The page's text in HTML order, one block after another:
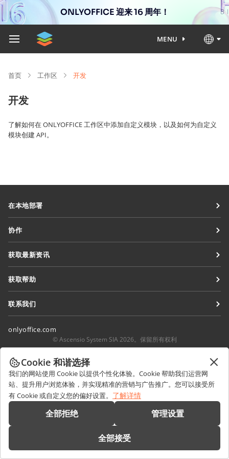
ONLYOFFICE 迎来 16 周年！
MENU
首页 工作区 开发
开发
了解如何在 ONLYOFFICE 工作区中添加自定义模块，以及如何为自定义
模块创建 API。
在本地部署
工作区
连接器
桌面应用程序
移动应用程序
协作
针对博主
职位空缺
获取最新资讯
获取帮助
网络研讨会
白皮书
支持联系表单
预约演示
联系我们
partners@onlyoffice.com
媒体咨询
请求回电
onlyoffice.com
© Ascensio System SIA 2026。保留所有权利
Cookie 和谐选择
我们的网站使用 Cookie 以提供个性化体验。Cookie 帮助我们运营网
站、提升用户浏览体验，并实现精准的营销与广告推广。您可以接受所
有 Cookie 或自定义您的偏好设置。 了解详情
全部拒绝 管理设置
全部接受